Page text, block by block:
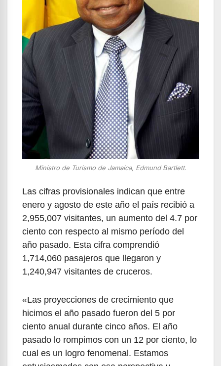
Ministro de Turismo de Jamaica, Edmund Bartlett.
Las cifras provisionales indican que entre
enero y agosto de este año el país recibió a
2,955,007 visitantes, un aumento del 4.7 por
ciento con respecto al mismo período del
año pasado. Esta cifra comprendió
1,714,060 pasajeros que llegaron y
1,240,947 visitantes de cruceros.
«Las proyecciones de crecimiento que
hicimos el año pasado fueron del 5 por
ciento anual durante cinco años. El año
pasado lo rompimos con un 12 por ciento, lo
cual es un logro fenomenal. Estamos